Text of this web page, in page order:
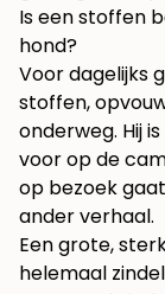
Is een stoffen
hond?
Voor dagelijks
stoffen,
onderweg. Hij
voor op de
op bezoek
ander verhaal.
Een grote,
helemaal